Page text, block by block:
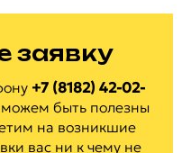
заявку
+7 (8182) 42-02-
быть полезны
на возникшие
вас ни к чему не